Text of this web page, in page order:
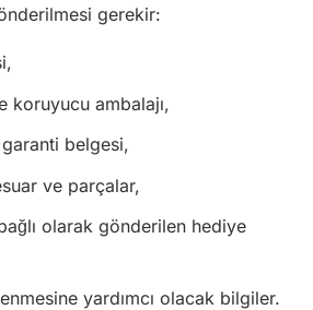
gerekir:
koruyucu ambalajı,
belgesi,
ve parçalar,
olarak gönderilen hediye
yardımcı olacak bilgiler.